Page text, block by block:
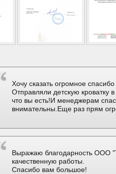
Хочу сказать огромное
Отправляли детскую кроватку
что вы есть!И менеджерам
внимательны.Еще раз прям
Выражаю благодарность ООО
качественную работы.
Спасибо вам большое!